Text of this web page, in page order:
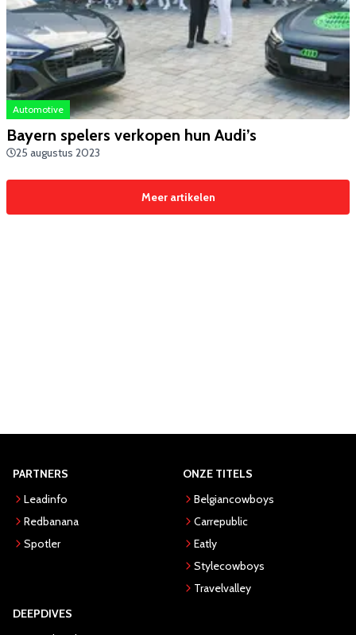
Automotive
Bayern spelers verkopen hun Audi’s
25 augustus 2023
Meer artikelen
PARTNERS
Leadinfo
Redbanana
Spotler
ONZE TITELS
Belgiancowboys
Carrepublic
Eatly
Stylecowboys
Travelvalley
DEEPDIVES